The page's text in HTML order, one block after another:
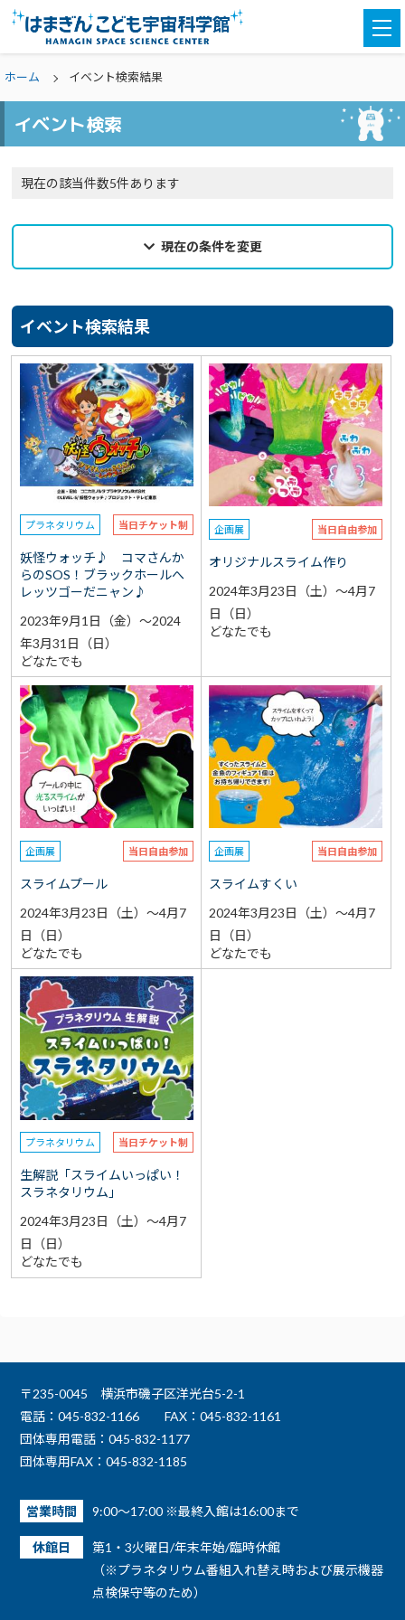
ホーム イベント検索結果
イベント検索
現在の該当件数5件あります
現在の条件を変更
カテゴリ
親子参加 選択なし
対象学年 どなたでも
予約 選択なし
参加費（入館料別途） 選択なし
再検索をする
イベント検索結果
プラネタリウム 当日チケット制
妖怪ウォッチ♪ コマさんか
らのSOS！ブラックホールへ
レッツゴーだニャン♪
2023年9月1日（金）～2024
年3月31日（日）
どなたでも
企画展 当日自由参加
オリジナルスライム作り
2024年3月23日（土）～4月7
日（日）
どなたでも
企画展 当日自由参加
スライムプール
2024年3月23日（土）～4月7
日（日）
どなたでも
企画展 当日自由参加
スライムすくい
2024年3月23日（土）～4月7
日（日）
どなたでも
プラネタリウム 当日チケット制
生解説「スライムいっぱい！
スラネタリウム」
2024年3月23日（土）～4月7
日（日）
どなたでも
〒235-0045 横浜市磯子区洋光台5-2-1
電話：045-832-1166
FAX：045-832-1161
団体専用電話：045-832-1177
団体専用FAX：045-832-1185
営業時間 9:00～17:00 ※最終入館は16:00まで
休館日
第1・3火曜日/年末年始/臨時休館
（※プラネタリウム番組入れ替え時および展示機器
点検保守等のため）